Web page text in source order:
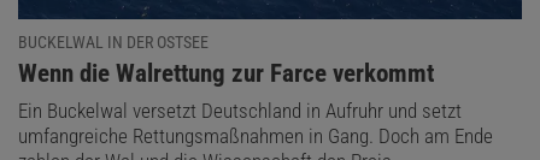
BUCKELWAL IN DER OSTSEE
:
Wenn die Walrettung zur Farce verkommt
Ein Buckelwal versetzt Deutschland in Aufruhr und setzt
umfangreiche Rettungsmaßnahmen in Gang. Doch am Ende